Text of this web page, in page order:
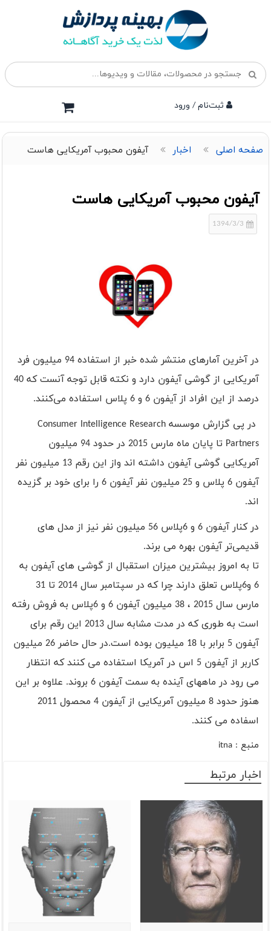
ثبت‌نام / ورود
صفحه اصلی اخبار آیفون محبوب آمریکایی هاست
آیفون محبوب آمریکایی هاست
در آخرین آمارهای منتشر شده خبر از استفاده 94 میلیون فرد
آمریکایی از گوشی آیفون دارد و نکته قابل توجه آنست که 40
درصد از این افراد از آیفون 6 و 6 پلاس استفاده می‌کنند
.
در پی گزارش موسسه Consumer Intelligence Research
Partners
تا پایان ماه مارس 2015 در حدود 94 میلیون
آمریکایی گوشی آیفون داشته اند واز این رقم 13 میلیون نفر
آیفون 6 پلاس و 25 میلیون نفر آیفون 6 را برای خود بر گزیده
اند.
در کنار آیفون 6 و 6پلاس 56 میلیون نفر نیز از مدل های
قدیمی‌تر آیفون بهره می برند.
تا به امروز بیشترین میزان استقبال از گوشی های آیفون به
6 و6پلاس تعلق دارند چرا که در سپتامبر سال 2014 تا 31
مارس سال 2015 ، 38 میلیون آیفون 6 و 6پلاس به فروش رفته
است به طوری که در مدت مشابه سال 2013 این رقم برای
آیفون 5 برابر با 18 میلیون بوده است.در حال حاضر 26 میلیون
کاربر از آیفون 5 اس در آمریکا استفاده می کنند که انتظار
می رود در ماههای آینده به سمت آیفون 6 بروند. علاوه بر این
هنوز حدود 8 میلیون آمریکایی از آیفون 4 محصول 2011
اسفاده می کنند.
منبع : itna
اخبار مرتبط